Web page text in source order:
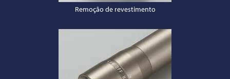
Remoção de revestimento